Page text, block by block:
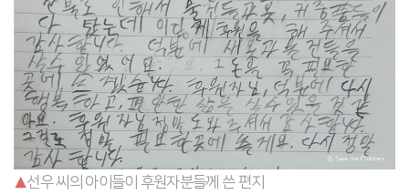
▲선우 씨의 아이들이 후원자분들께 쓴 편지